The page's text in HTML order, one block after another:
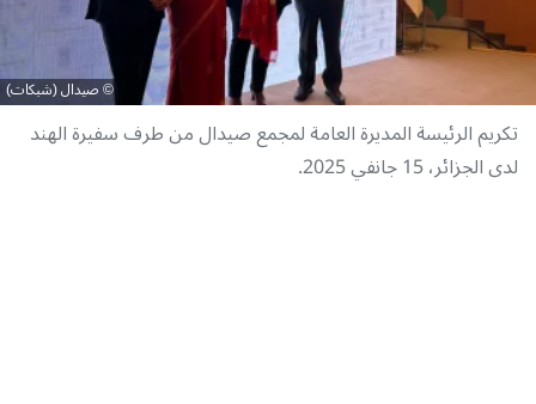
صيدال (شبكات)
تكريم الرئيسة المديرة العامة لمجمع صيدال من طرف سفيرة الهند
لدى الجزائر، 15 جانفي 2025.